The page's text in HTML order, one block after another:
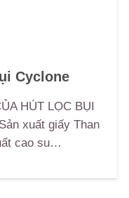
Cyclone
HÚT LỌC BỤI
xuất giấy Than
cao su…